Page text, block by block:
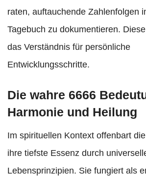
raten, auftauchende Zahlenfolgen
Tagebuch zu dokumentieren.
das Verständnis für persönliche
Entwicklungsschritte.
Die wahre 6666
Harmonie und Heilung
Im spirituellen Kontext offenbart
ihre tiefste Essenz durch
Lebensprinzipien. Sie fungiert als